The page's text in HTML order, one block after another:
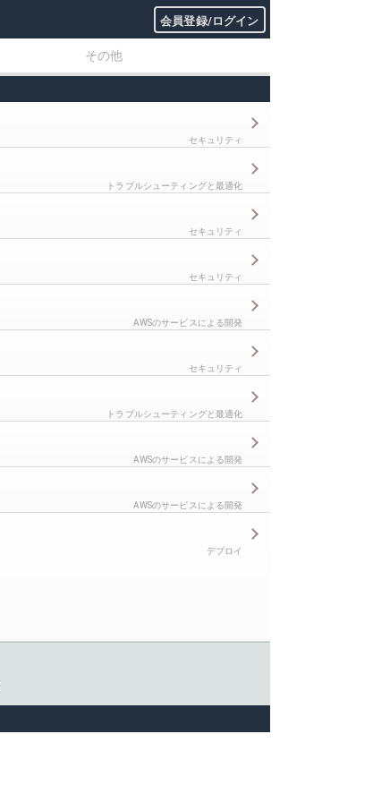
会員登録/ログイン
その他
セキュリティ
トラブルシューティングと最適化
セキュリティ
セキュリティ
AWSのサービスによる開発
セキュリティ
トラブルシューティングと最適化
AWSのサービスによる開発
AWSのサービスによる開発
デプロイ